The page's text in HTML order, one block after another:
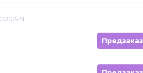
N
Предзаказ